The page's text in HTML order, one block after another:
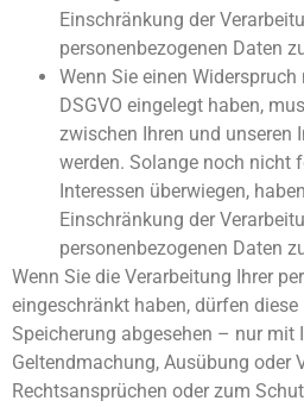
Einschränkung der
personenbezogenen Daten
Wenn Sie einen Widerspruch
DSGVO eingelegt haben,
zwischen Ihren und unseren
werden. Solange noch nicht
Interessen überwiegen,
Einschränkung der
personenbezogenen Daten
Wenn Sie die Verarbeitung Ihrer
eingeschränkt haben, dürfen
Speicherung abgesehen – nur mit
Geltendmachung, Ausübung oder
Rechtsansprüchen oder zum